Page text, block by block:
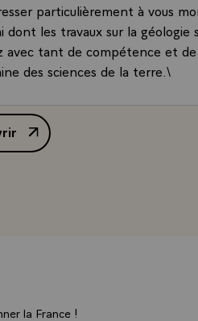
particulièrement à vous
dont les travaux sur la géologie
tant de compétence et de
des sciences de la terre.\
que j'ai eus avec vos plus
par des préoccupations
qui nous rapproche
familières. Si Pa Kin que
choisi la France pour affirmer
de M. François
la France !